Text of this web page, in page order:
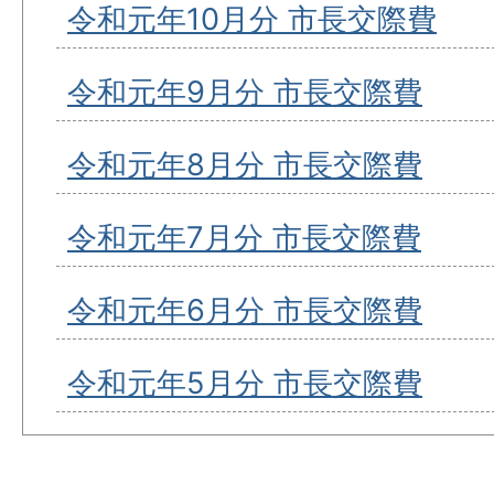
令和元年10月分 市長交際費
令和元年9月分 市長交際費
令和元年8月分 市長交際費
令和元年7月分 市長交際費
令和元年6月分 市長交際費
令和元年5月分 市長交際費